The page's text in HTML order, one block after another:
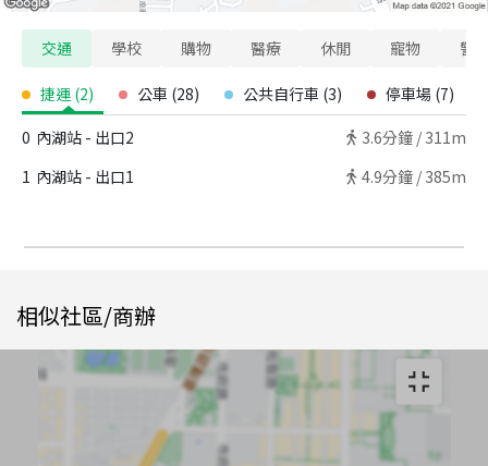
交通 學校 購物 醫療 休閒 寵物 警
捷運 (2) 公車 (28) 公共自行車 (3) 停車場 (7)
0 內湖站 - 出口2 3.6分鐘 / 311m
1 內湖站 - 出口1 4.9分鐘 / 385m
相似社區/商辦